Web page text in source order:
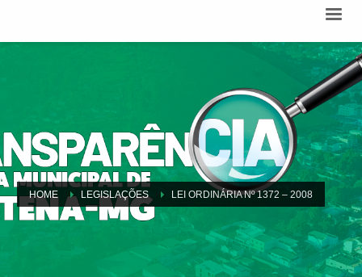
HOME LEGISLAÇÕES LEI ORDINÁRIA Nº 1372 – 2008